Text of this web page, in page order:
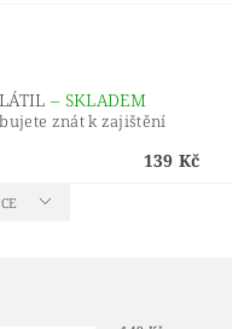
– SKLADEM
znát k zajištění
139 Kč